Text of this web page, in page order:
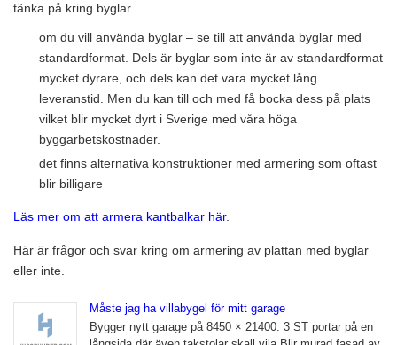
tänka på kring byglar
om du vill använda byglar – se till att använda byglar med
standardformat. Dels är byglar som inte är av standardformat
mycket dyrare, och dels kan det vara mycket lång
leveranstid. Men du kan till och med få bocka dess på plats
vilket blir mycket dyrt i Sverige med våra höga
byggarbetskostnader.
det finns alternativa konstruktioner med armering som oftast
blir billigare
Läs mer om att armera kantbalkar här.
Här är frågor och svar kring om armering av plattan med byglar
eller inte.
Måste jag ha villabygel för mitt garage
Bygger nytt garage på 8450 × 21400. 3 ST portar på en